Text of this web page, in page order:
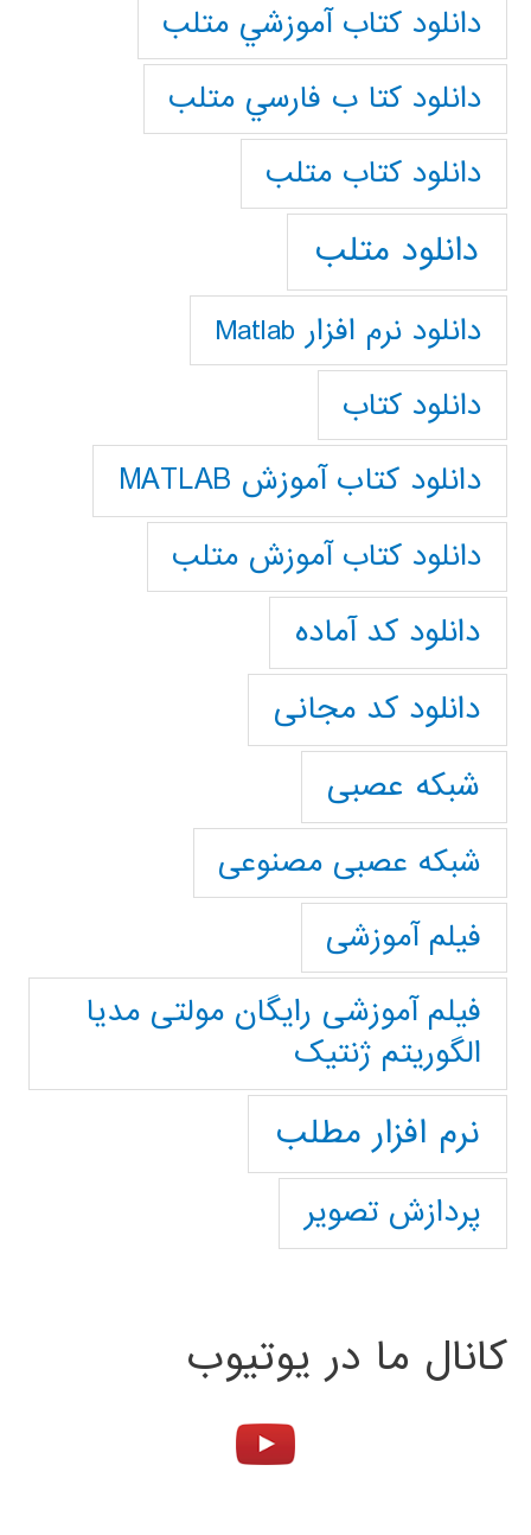
دانلود كتاب آموزشي متلب
دانلود كتا ب فارسي متلب
دانلود كتاب متلب
دانلود متلب
دانلود نرم افزار Matlab
دانلود کتاب
دانلود کتاب آموزش MATLAB
دانلود کتاب آموزش متلب
دانلود کد آماده
دانلود کد مجانی
شبکه عصبی
شبکه عصبی مصنوعی
فیلم آموزشی
فیلم آموزشی رایگان مولتی مدیا
الگوریتم ژنتیک
نرم افزار مطلب
پردازش تصویر
کانال ما در یوتیوب